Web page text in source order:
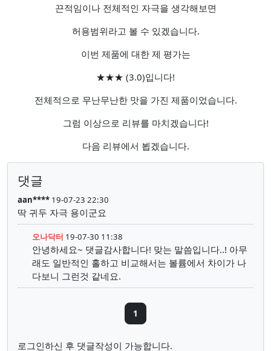
끈적임이나 전체적인 자극을 생각해보면
허용범위라고 볼 수 있겠습니다.
이번 제품에 대한 제 평가는
★★★ (3.0)입니다!
전체적으로 무난무난한 맛을 가진 제품이었습니다.
그럼 이상으로 리뷰를 마치겠습니다!
다음 리뷰에서 뵙겠습니다.
댓글
aan**** 19-07-23 22:30
딱 귀두 자극 용이군요
오나닥터 19-07-30 11:38
안녕하세요~ 댓글감사합니다! 맞는 말씀입니다..! 아무
래도 일반적인 홀하고 비교해서는 볼륨에서 차이가 나
다보니 그런것 같네요.
1
로그인하신 후 댓글작성이 가능합니다.